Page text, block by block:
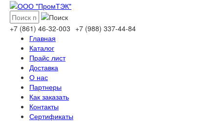
+7 (861) 46-32-003 +7 (988) 337-44-84
Главная
Каталог
Прайс лист
Доставка
О нас
Партнеры
Как заказать
Контакты
Сертификаты